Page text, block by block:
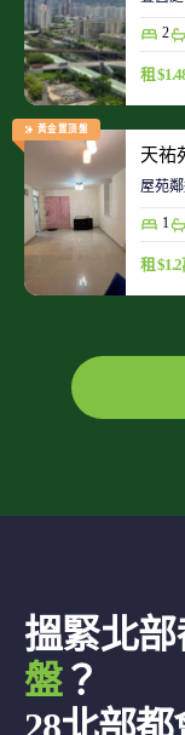
2
租
黃金置頂盤
天祐
屋苑
1
租
搵緊北
盤？